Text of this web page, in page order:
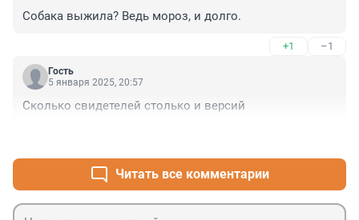
Собака выжила? Ведь мороз, и долго.
+1 –1
Гость
5 января 2025, 20:57
Сколько свидетелей столько и версий
Читать все комментарии